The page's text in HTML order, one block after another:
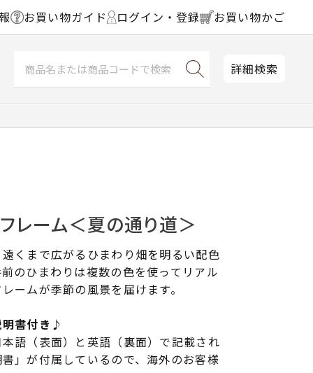
お買い物ガイド ログイン・登録 お買い物かご
詳細検索
レーム＜夏の通り道＞
くまで広がるひまわり畑を明るい配色
のひまわりは複数の色を使ってリアル
ームが季節の風景を届けます。
明書付き♪
語（表面）と英語（裏面）で記載され
」が付属しているので、海外のお客様